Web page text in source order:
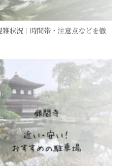
雑状況｜時間帯・注意点などを徹